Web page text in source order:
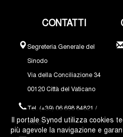
CONTATTI
Segreteria Generale del
Sinodo
Via della Conciliazione 34
00120 Città del Vaticano
Tel. (+39) 06 698 84821 /
84324
Il portale Synod utilizza cookies
più agevole la navigazione e